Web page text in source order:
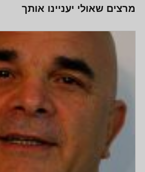
מרצים שאולי יעניינו אותך